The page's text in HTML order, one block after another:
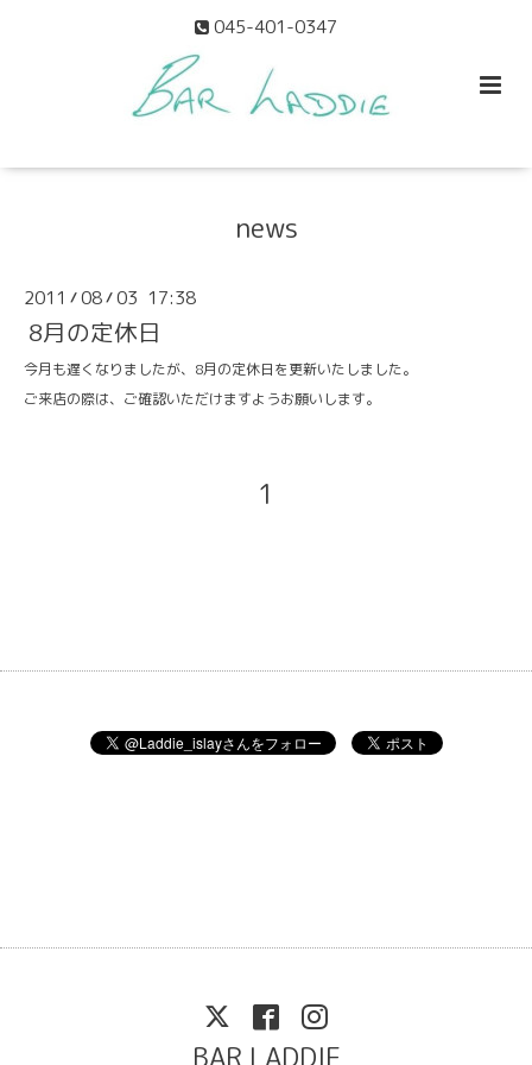
045-401-0347
news
2011 /08/03 17:38
8月の定休日
今月も遅くなりましたが、 8月の定休日を更新いたしました。
ご来店の際は、ご確認いただけますようお願いします。
1
BAR LADDIE